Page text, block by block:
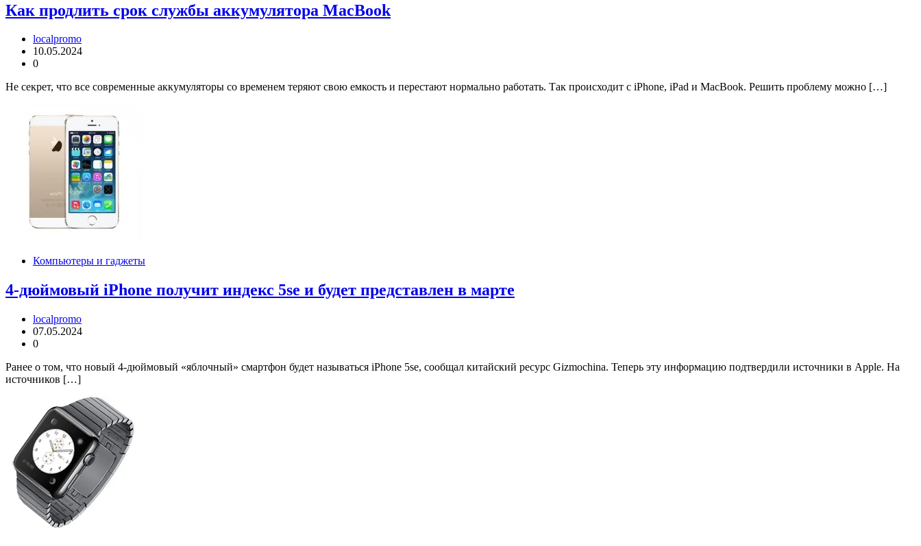
Как продлить срок службы аккумулятора MacBook
localpromo
10.05.2024
0
Не секрет, что все современные аккумуляторы со временем теряют свою емкость и перестают нормально работать. Так происходит с iPhone, iPad и MacBook. Решить проблему можно […]
Компьютеры и гаджеты
4-дюймовый iPhone получит индекс 5se и будет представлен в марте
localpromo
07.05.2024
0
Ранее о том, что новый 4-дюймовый «яблочный» смартфон будет называться iPhone 5se, сообщал китайский ресурс Gizmochina. Теперь эту информацию подтвердили источники в Apple. На
источников […]